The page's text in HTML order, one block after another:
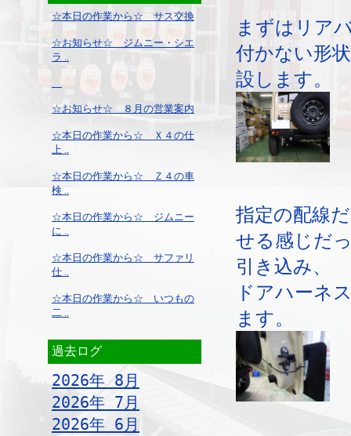
☆本日の作業から☆ サス交換
☆お知らせ☆ ジムニー・シエ
ラ ..
☆お知らせ☆ ８月の営業案内
☆本日の作業から☆ Ｘ４の仕
上 ..
☆本日の作業から☆ Ｚ４の車
検 ..
☆本日の作業から☆ ジムニー
に ..
☆本日の作業から☆ サファリ
仕 ..
☆本日の作業から☆ いつもの
二 ..
過去ログ
2026年 8月
2026年 7月
2026年 6月
まずはリア
付かない形
設します。
指定の配線
せる感じだ
引き込み、
ドアハーネ
ます。